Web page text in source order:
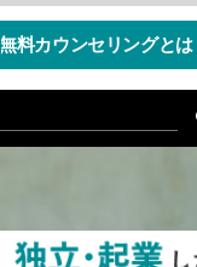
無料カウンセリングとは